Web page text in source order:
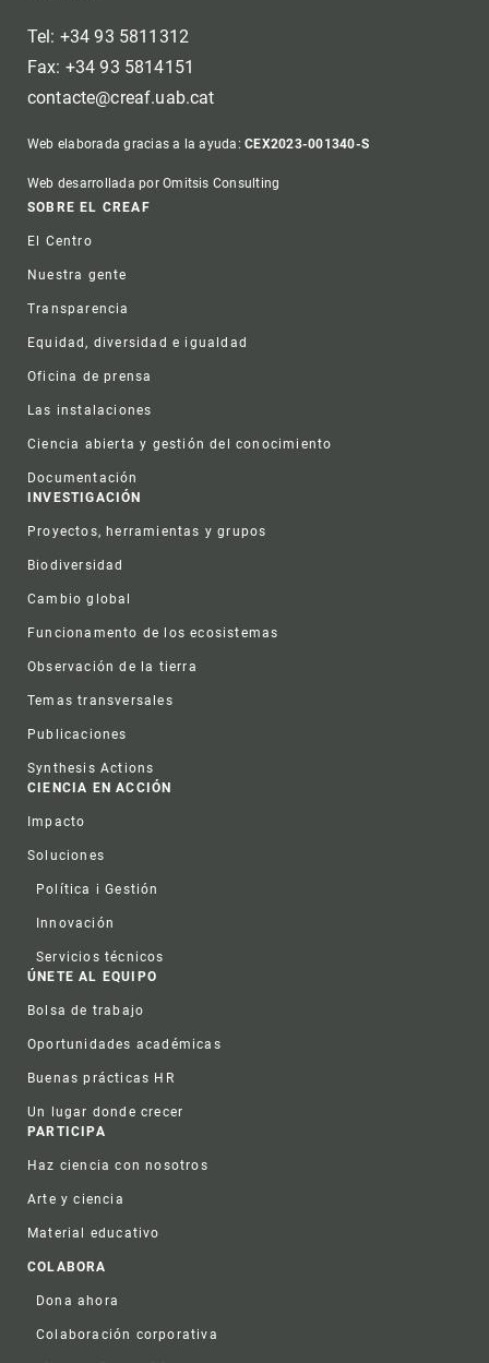
Tel: +34 93 5811312
Fax: +34 93 5814151
contacte@creaf.uab.cat
Web elaborada gracias a la ayuda:CEX2023-001340-S
Web desarrollada por Omitsis Consulting
Footer
SOBRE EL CREAF
El Centro
Nuestra gente
Transparencia
Equidad, diversidad e igualdad
Oficina de prensa
Las instalaciones
Ciencia abierta y gestión del conocimiento
Documentación
INVESTIGACIÓN
Proyectos, herramientas y grupos
Biodiversidad
Cambio global
Funcionamento de los ecosistemas
Observación de la tierra
Temas transversales
Publicaciones
Synthesis Actions
CIENCIA EN ACCIÓN
Impacto
Soluciones
Política i Gestión
Innovación
Servicios técnicos
ÚNETE AL EQUIPO
Bolsa de trabajo
Oportunidades académicas
Buenas prácticas HR
Un lugar donde crecer
PARTICIPA
Haz ciencia con nosotros
Arte y ciencia
Material educativo
COLABORA
Dona ahora
Colaboración corporativa